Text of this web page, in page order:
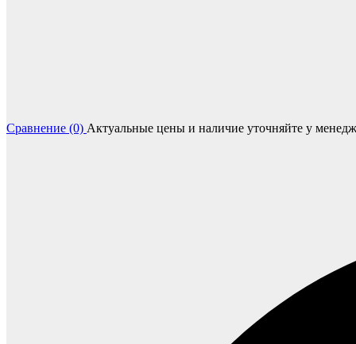
Сравнение (0) Актуальные цены и наличие уточняйте у